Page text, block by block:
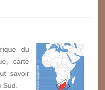
du
carte
savoir